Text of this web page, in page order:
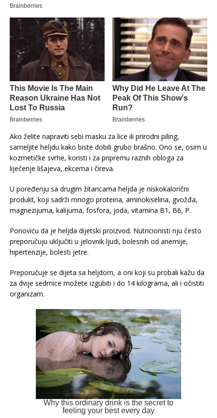
Ako želite napraviti sebi masku za lice ili prirodni piling,
sameljite heljdu kako biste dobili grubo brašno. Ono se, osim u
kozmetičke svrhe, koristi i za pripremu raznih obloga za
liječenje lišajeva, ekcema i čireva.
U poređenju sa drugim žitaricama heljda je niskokalorični
produkt, koji sadrži mnogo proteina, aminokiselina, gvožđa,
magnezijuma, kalijuma, fosfora, joda, vitamina B1, B6, P.
Ponoviću da je heljda dijetski proizvod. Nutricionisti nju često
preporučuju uključiti u jelovnik ljudi, bolesnih od anemije,
hipertenzije, bolesti jetre.
Preporučuje se dijeta sa heljdom, a oni koji su probali kažu da
za dvije sedmice možete izgubiti i do 14 kilograma, ali i očistiti
organizam.